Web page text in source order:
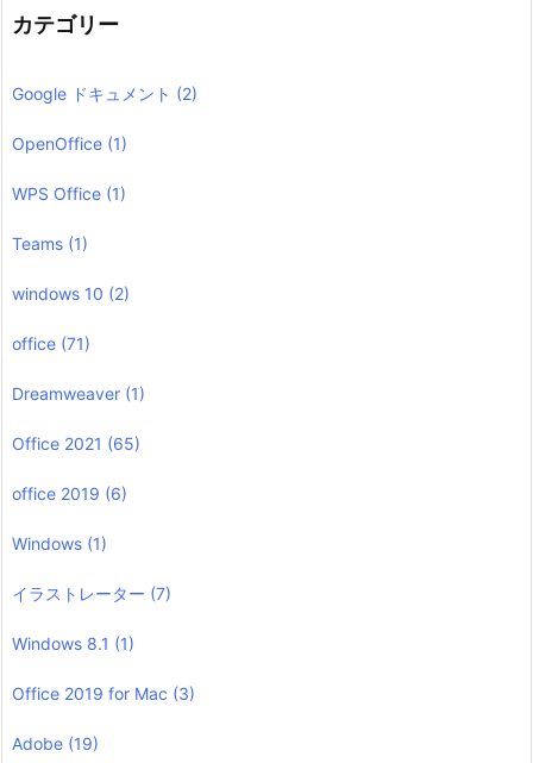
カテゴリー
Google ドキュメント (2)
OpenOffice (1)
WPS Office (1)
Teams (1)
windows 10 (2)
office (71)
Dreamweaver (1)
Office 2021 (65)
office 2019 (6)
Windows (1)
イラストレーター (7)
Windows 8.1 (1)
Office 2019 for Mac (3)
Adobe (19)